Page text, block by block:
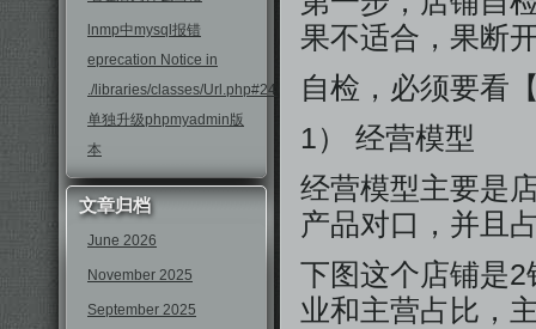
lnmp中mysql报错
eprecation Notice in
./libraries/classes/Url.php#246
单独升级phpmyadmin版
本
文章归档
June 2026
November 2025
September 2025
果不适合，果断
自检，必须要看
1） 经营模型
经营模型主要是
产品对口，并且
下图这个店铺是
业和主营占比，